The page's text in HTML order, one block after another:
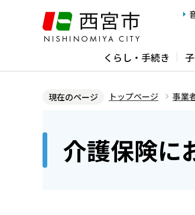
ジ
くらし・手続き
現在のページ トップページ 事業
介護保険に